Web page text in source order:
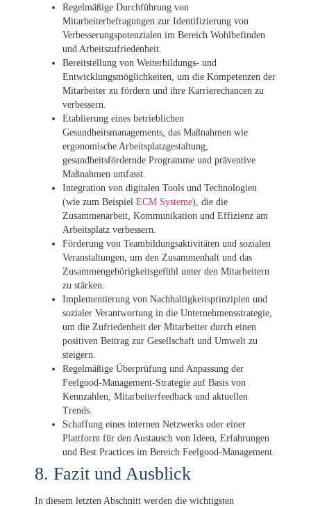
Regelmäßige Durchführung von
Mitarbeiterbefragungen zur Identifizierung von
Verbesserungspotenzialen im Bereich Wohlbefinden
und Arbeitszufriedenheit.
Bereitstellung von Weiterbildungs- und
Entwicklungsmöglichkeiten, um die Kompetenzen der
Mitarbeiter zu fördern und ihre Karrierechancen zu
verbessern.
Etablierung eines betrieblichen
Gesundheitsmanagements, das Maßnahmen wie
ergonomische Arbeitsplatzgestaltung,
gesundheitsfördernde Programme und präventive
Maßnahmen umfasst.
Integration von digitalen Tools und Technologien
(wie zum Beispiel ECM Systeme), die die
Zusammenarbeit, Kommunikation und Effizienz am
Arbeitsplatz verbessern.
Förderung von Teambildungsaktivitäten und sozialen
Veranstaltungen, um den Zusammenhalt und das
Zusammengehörigkeitsgefühl unter den Mitarbeitern
zu stärken.
Implementierung von Nachhaltigkeitsprinzipien und
sozialer Verantwortung in die Unternehmensstrategie,
um die Zufriedenheit der Mitarbeiter durch einen
positiven Beitrag zur Gesellschaft und Umwelt zu
steigern.
Regelmäßige Überprüfung und Anpassung der
Feelgood-Management-Strategie auf Basis von
Kennzahlen, Mitarbeiterfeedback und aktuellen
Trends.
Schaffung eines internen Netzwerks oder einer
Plattform für den Austausch von Ideen, Erfahrungen
und Best Practices im Bereich Feelgood-Management.
8. Fazit und Ausblick
In diesem letzten Abschnitt werden die wichtigsten